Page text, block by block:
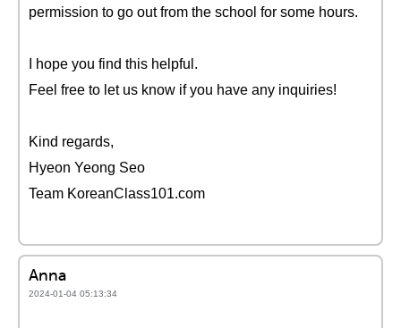
permission to go out from the school for some hours.
I hope you find this helpful.
Feel free to let us know if you have any inquiries!
Kind regards,
Hyeon Yeong Seo
Team KoreanClass101.com
Anna
2024-01-04 05:13:34